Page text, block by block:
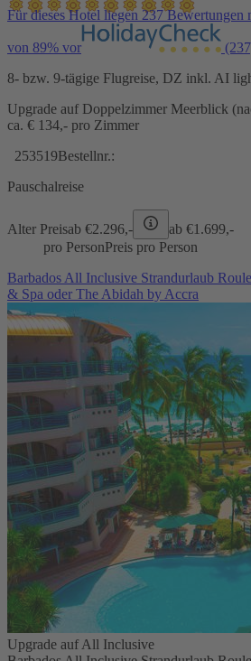
Für dieses Hotel liegen 237 Bewertungen
von 89% vor
8- bzw. 9-tägige Flugreise, DZ inkl. AI
Upgrade auf Doppelzimmer Meerblick
ca. € 134,- pro Zimmer
253519Bestellnr.:
Pauschalreise
Alter Preisab €2.296,- ab €1.699,-
pro PersonPreis pro Person
Barbados All Inclusive Strandurlaub
& Spa oder The Abidah by Accra
Upgrade auf All Inclusive